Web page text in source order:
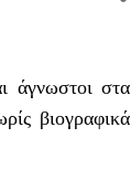
άγνωστοι στα
βιογραφικά